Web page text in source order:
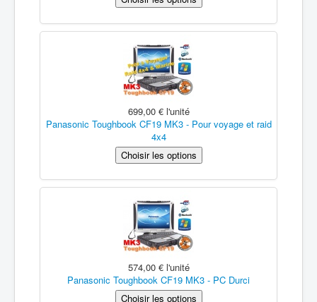
699,00 € l'unité
Panasonic Toughbook CF19 MK3 - Pour voyage et raid
4x4
574,00 € l'unité
Panasonic Toughbook CF19 MK3 - PC Durci